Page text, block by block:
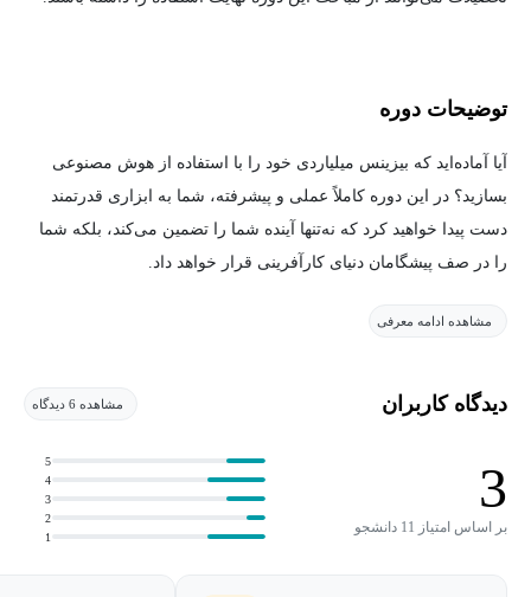
توضیحات دوره
آیا آماده‌اید که بیزینس میلیاردی خود را با استفاده از هوش مصنوعی
بسازید؟ در این دوره کاملاً عملی و پیشرفته، شما به ابزاری قدرتمند
دست پیدا خواهید کرد که نه‌تنها آینده شما را تضمین می‌کند، بلکه شما
را در صف پیشگامان دنیای کارآفرینی قرار خواهد داد.
در این دوره، شما یاد خواهید گرفت که چگونه یک ایده منحصربه‌فرد پیدا
استراتژی‌های نوآورانه و هوش مصنوعی، شما توانایی این را خواهید
داشت که روند ساخت بیزینس خود را سریع‌تر، هوشمندانه‌تر و کارآمدتر
یکی از نکات کلیدی این دوره، آموزش نحوه استفاده از هوش مصنوعی
مشاهده ادامه معرفی
دیدگاه کاربران مشاهده 6 دیدگاه
3
بر اساس امتیاز 11 دانشجو
1
2
3
4
5